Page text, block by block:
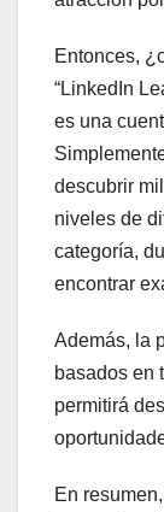
Entonces,
“LinkedIn
es una
descubrir
niveles de
categoría,
encontrar
Además, la
basados en
permitirá
En